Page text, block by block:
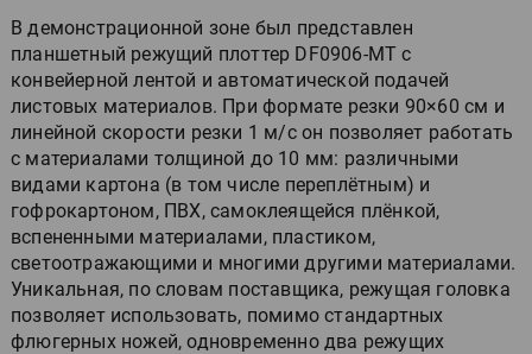
В демонстрационной зоне был представлен
планшетный режущий плоттер DF0906-MT с
конвейерной лентой и автоматической подачей
листовых материалов. При формате резки 90×60 см и
линейной скорости резки 1 м/с он позволяет работать
с материалами толщиной до 10 мм: различными
видами картона (в том числе переплётным) и
гофрокартоном, ПВХ, самоклеящейся плёнкой,
вспененными материалами, пластиком,
светоотражающими и многими другими материалами.
Уникальная, по словам поставщика, режущая головка
позволяет использовать, помимо стандартных
флюгерных ножей, одновременно два режущих